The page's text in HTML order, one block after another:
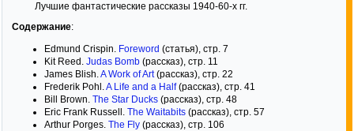
Лучшие фантастические рассказы 1940-60-х гг.
Содержание:
Edmund Crispin. Foreword (статья), стр. 7
Kit Reed. Judas Bomb (рассказ), стр. 11
James Blish.A Work of Art(рассказ), стр. 22
Frederik Pohl.A Life and a Half(рассказ), стр. 41
Bill Brown. The Star Ducks (рассказ), стр. 48
Eric Frank Russell. The Waitabits (рассказ), стр. 57
Arthur Porges. The Fly (рассказ), стр. 106